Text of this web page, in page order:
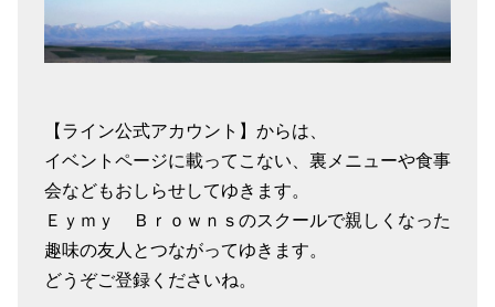
【ライン公式アカウント】からは、
イベントページに載ってこない、裏メニューや食事
会などもおしらせしてゆきます。
Ｅｙｍｙ Ｂｒｏｗｎｓのスクールで親しくなった
趣味の友人とつながってゆきます。
どうぞご登録くださいね。